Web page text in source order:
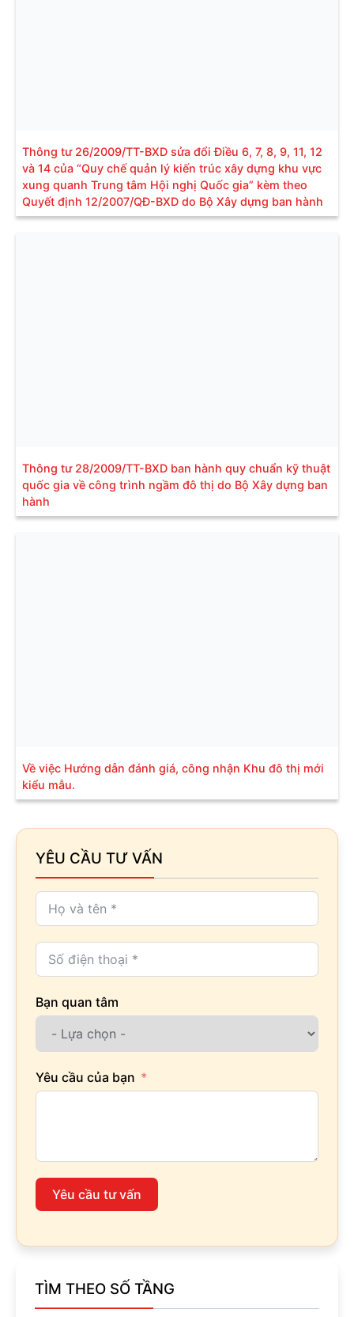
Thông tư 26/2009/TT-BXD sửa đổi Điều 6, 7, 8, 9, 11, 12
và 14 của “Quy chế quản lý kiến trúc xây dựng khu vực
xung quanh Trung tâm Hội nghị Quốc gia” kèm theo
Quyết định 12/2007/QĐ-BXD do Bộ Xây dựng ban hành
Thông tư 28/2009/TT-BXD ban hành quy chuẩn kỹ thuật
quốc gia về công trình ngầm đô thị do Bộ Xây dựng ban
hành
Về việc Hướng dẫn đánh giá, công nhận Khu đô thị mới
kiểu mẫu.
YÊU CẦU TƯ VẤN
Bạn quan tâm
Yêu cầu của bạn
Yêu cầu tư vấn
TÌM THEO SỐ TẦNG